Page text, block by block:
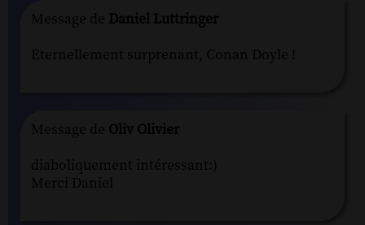
Message de Daniel Luttringer
Eternellement surprenant, Conan Doyle !
Message de Oliv Olivier
diaboliquement intéressant:)
Merci Daniel